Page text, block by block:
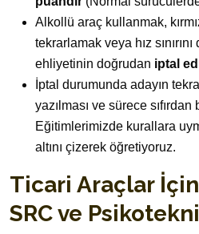
Alkollü araç kullanmak,
tekrarlamak veya hız
ehliyetinin doğrudan iptal
İptal durumunda adayın
yazılması ve sürece
Eğitimlerimizde kurallara
altını çizerek öğretiyoruz.
Ticari Araçlar
SRC ve